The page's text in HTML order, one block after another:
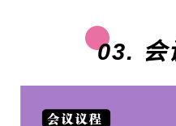
03. 会